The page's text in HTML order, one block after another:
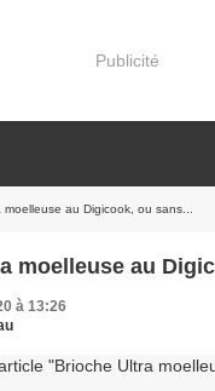
Publicité
au Digicook, ou sans...
moelleuse au
à 13:26